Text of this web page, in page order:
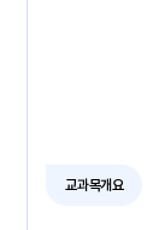
교과목개요